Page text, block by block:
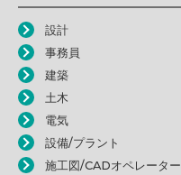
設計
事務員
建築
土木
電気
設備/プラント
施工図/CADオペレーター